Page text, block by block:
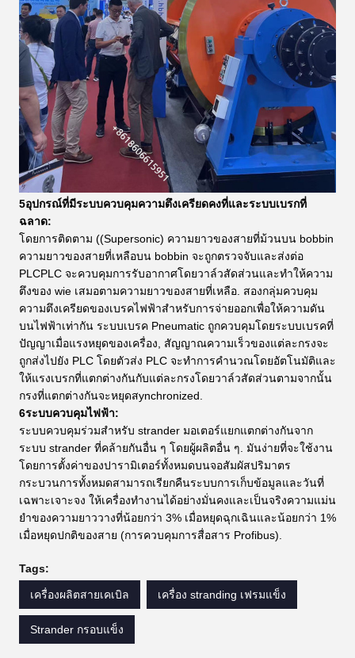
5อุปกรณ์ที่มีระบบควบคุมความตึงเครียดคงที่และระบบเบรกที่
ฉลาด:
โดยการติดตาม ((Supersonic) ความยาวของสายที่ม้วนบน bobbin
ความยาวของสายที่เหลือบน bobbin จะถูกตรวจจับและส่งต่อ
PLCPLC จะควบคุมการรับอากาศโดยวาล์วสัดส่วนและทําให้ความ
ตึงของ wie เสมอตามความยาวของสายที่เหลือ. สองกลุ่มควบคุม
ความตึงเครียดของเบรคไฟฟ้าสําหรับการจ่ายออกเพื่อให้ความดัน
บนไฟฟ้าเท่ากัน ระบบเบรค Pneumatic ถูกควบคุมโดยระบบเบรคที่
ปัญญาเมื่อแรงหยุดของเครื่อง, สัญญาณความเร็วของแต่ละกรงจะ
ถูกส่งไปยัง PLC โดยตัวส่ง PLC จะทําการคํานวณโดยอัตโนมัติและ
ให้แรงเบรกที่แตกต่างกันกับแต่ละกรงโดยวาล์วสัดส่วนตามจากนั้น
กรงที่แตกต่างกันจะหยุดสynchronized.
6ระบบควบคุมไฟฟ้า:
ระบบควบคุมร่วมสําหรับ strander มอเตอร์แยกแตกต่างกันจาก
ระบบ strander ที่คล้ายกันอื่น ๆ โดยผู้ผลิตอื่น ๆ. มันง่ายที่จะใช้งาน
โดยการตั้งค่าของปารามิเตอร์ทั้งหมดบนจอสัมผัสปริมาตร
กระบวนการทั้งหมดสามารถเรียกคืนระบบการเก็บข้อมูลและวันที่
เฉพาะเจาะจง ให้เครื่องทํางานได้อย่างมั่นคงและเป็นจริงความแม่น
ยําของความยาววางที่น้อยกว่า 3% เมื่อหยุดฉุกเฉินและน้อยกว่า 1%
เมื่อหยุดปกติของสาย (การควบคุมการสื่อสาร Profibus).
Tags:
เครื่องผลิตสายเคเบิล เครื่อง stranding เฟรมแข็ง
Strander กรอบแข็ง